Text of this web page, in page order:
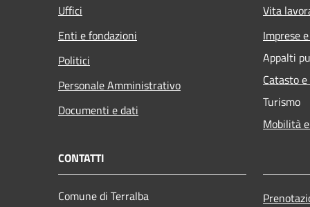
Uffici
Enti e fondazioni
Politici
Personale Amministrativo
Documenti e dati
Vita
Imprese
Appalti
Catasto
Turismo
Mobilità
CONTATTI
Comune di Terralba